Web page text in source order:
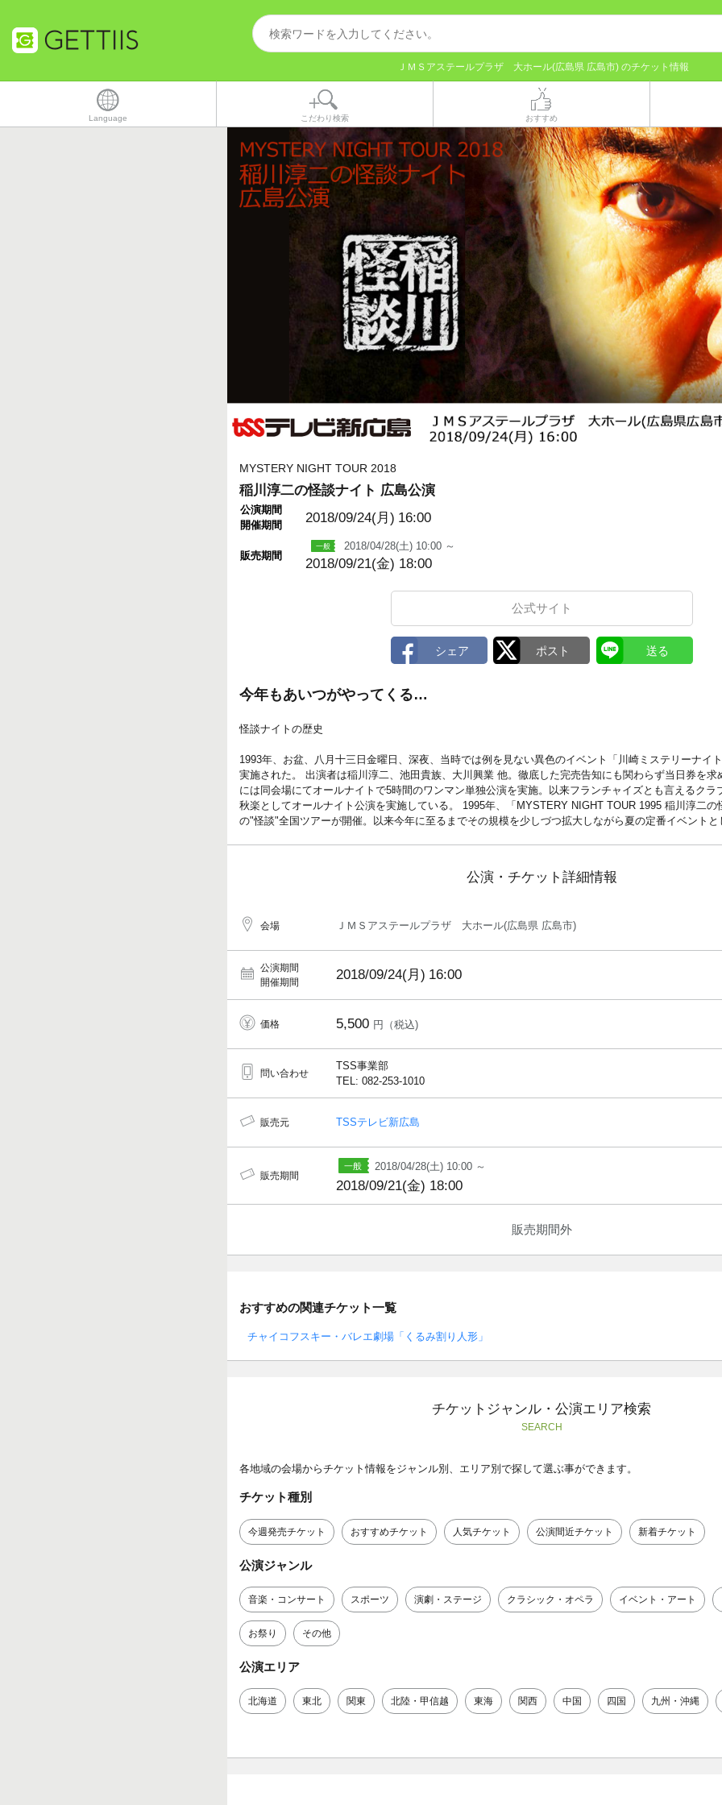
ＪＭＳアステールプラザ 大ホール(広島県 広島市) のチケット情報
Language こだわり検索 おすすめ
MYSTERY NIGHT TOUR 2018
稲川淳二の怪談ナイト 広島公演
公演期間
開催期間
2018/09/24(月) 16:00
販売期間
2018/04/28(土) 10:00 ～
2018/09/21(金) 18:00
公式サイト
今年もあいつがやってくる…
怪談ナイトの歴史
1993年、お盆、八月十三日金曜日、深夜、当時では例を見ない異色のイベント「川崎ミステリーナイ
実施された。 出演者は稲川淳二、池田貴族、大川興業 他。徹底した完売告知にも関わらず当日券を求
には同会場にてオールナイトで5時間のワンマン単独公演を実施。以来フランチャイズとも言えるクラ
秋楽としてオールナイト公演を実施している。 1995年、「MYSTERY NIGHT TOUR 1995 稲川淳二の
の"怪談"全国ツアーが開催。以来今年に至るまでその規模を少しづつ拡大しながら夏の定番イベントと
公演・チケット詳細情報
会場 ＪＭＳアステールプラザ 大ホール(広島県 広島市)
公演期間
開催期間
2018/09/24(月) 16:00
価格 5,500 円（税込)
問い合わせ
TSS事業部
TEL: 082-253-1010
販売元 TSSテレビ新広島
販売期間
2018/04/28(土) 10:00 ～
2018/09/21(金) 18:00
販売期間外
おすすめの関連チケット一覧
チャイコフスキー・バレエ劇場「くるみ割り人形」
チケットジャンル・公演エリア検索
SEARCH
各地域の会場からチケット情報をジャンル別、エリア別で探して選ぶ事ができます。
チケット種別
今週発売チケット おすすめチケット 人気チケット 公演間近チケット 新着チケット
公演ジャンル
音楽・コンサート スポーツ 演劇・ステージ クラシック・オペラ イベント・アート
お祭り その他
公演エリア
北海道 東北 関東 北陸・甲信越 東海 関西 中国 四国 九州・沖縄